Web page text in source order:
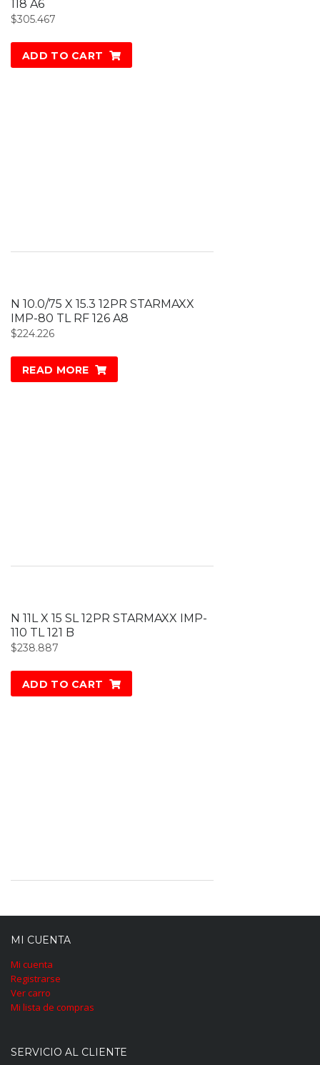
118 A6
$305.467
ADD TO CART
N 10.0/75 X 15.3 12PR STARMAXX
IMP-80 TL RF 126 A8
$224.226
READ MORE
N 11L X 15 SL 12PR STARMAXX IMP-
110 TL 121 B
$238.887
ADD TO CART
MI CUENTA
Mi cuenta
Registrarse
Ver carro
Mi lista de compras
SERVICIO AL CLIENTE